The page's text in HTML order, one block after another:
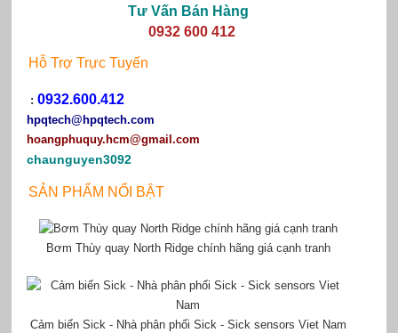
Tư Vấn Bán Hàng
0932 600 412
Hỗ Trợ Trực Tuyến
: 0932.600.412
hpqtech@hpqtech.com
hoangphuquy.hcm@gmail.com
chaunguyen3092
SẢN PHẨM NỔI BẬT
Bơm Thùy quay North Ridge chính hãng giá cạnh tranh
Cảm biến Sick - Nhà phân phối Sick - Sick sensors Viet Nam